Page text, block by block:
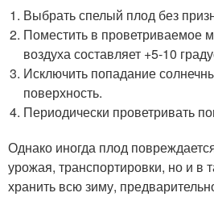
Выбрать спелый плод без
Поместить в проветриваемое
воздуха составляет +5-10
Исключить попадание
поверхность.
Периодически проветривать
Однако иногда плод
урожая, транспортировки, но и в
хранить всю зиму,